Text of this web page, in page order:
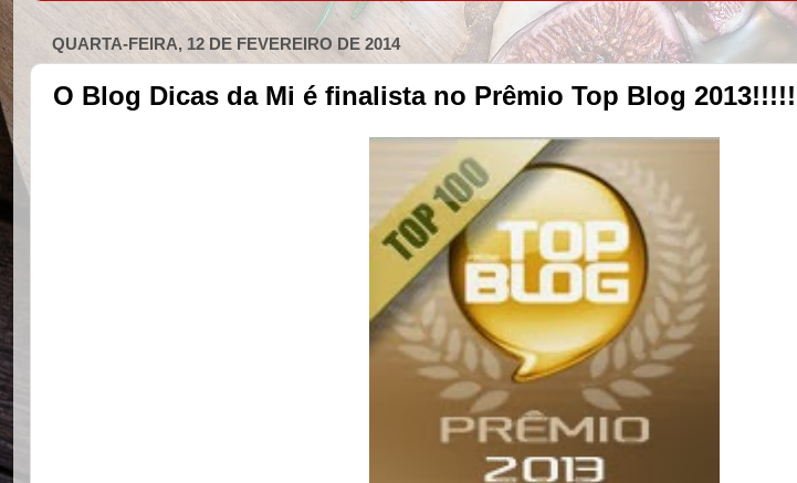
QUARTA-FEIRA, 12 DE FEVEREIRO DE 2014
O Blog Dicas da Mi é finalista no Prêmio Top Blog 2013!!!!!